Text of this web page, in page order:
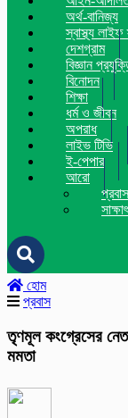
অর্থ-বানিজ্য
স্বাস্থ্য লাইফ
দেশগ্রাম
বিজ্ঞান
বিনোদন
শিক্ষা
ধর্ম ও জীবন
অপরাধ
লাইভ টিভি
ই-পেপার
আরো
প্রবাস
হোম
প্রবাস
তৃণমূল কংগ্রেসের
মমতা